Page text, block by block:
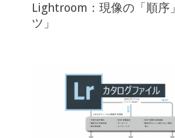
Lightroom：現像の「順序
ツ」